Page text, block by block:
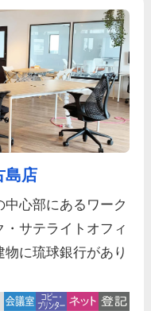
店
心部にあるワーク
サテライトオフィ
に琉球銀行があり